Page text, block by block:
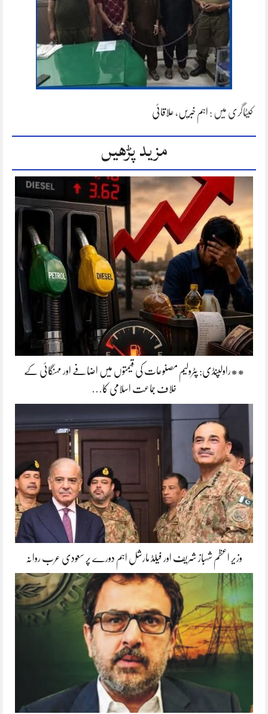
کیٹاگری میں : اہم خبریں، علاقائی
مزید پڑھیں
**راولپنڈی: پٹرولیم مصنوعات کی قیمتوں میں اضافے اور مہنگائی کے
خلاف جماعت اسلامی کا…
وزیر اعظم شہباز شریف اور فیلڈ مارشل اہم دورے پر سعودی عرب روانہ